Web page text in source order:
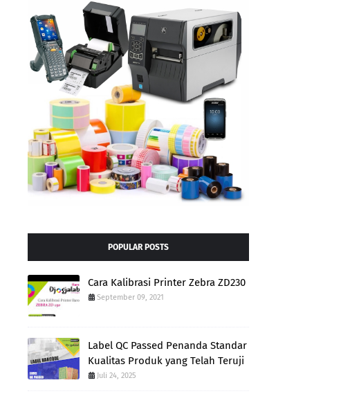
POPULAR POSTS
Cara Kalibrasi Printer Zebra ZD230
September 09, 2021
Label QC Passed Penanda Standar
Kualitas Produk yang Telah Teruji
Juli 24, 2025